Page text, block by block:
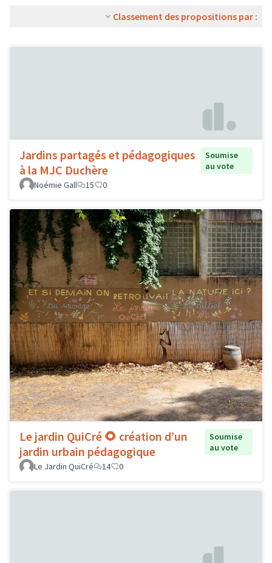
Classement des propositions par :
Jardins partagés et pédagogiques
à la MJC Duchère
Soumise
au vote
Noémie Gall
15 0
Le jardin QuiCré 🌻 création d’un
jardin urbain pédagogique
Soumise
au vote
Le Jardin QuiCré
14 0